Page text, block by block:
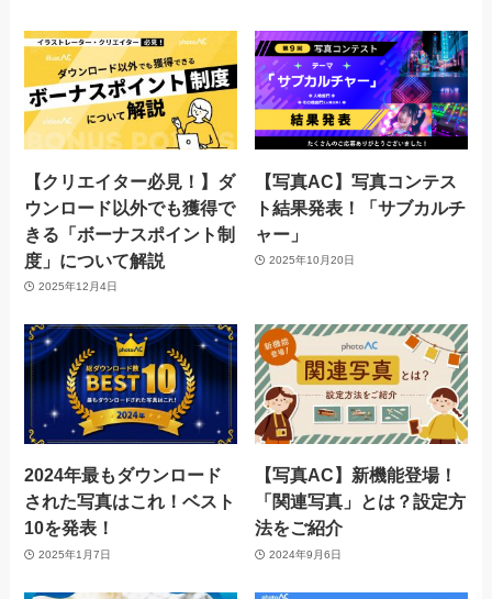
【クリエイター必見！】ダ
ウンロード以外でも獲得で
きる「ボーナスポイント制
度」について解説
2025年12月4日
【写真AC】写真コンテス
ト結果発表！「サブカルチ
ャー」
2025年10月20日
2024年最もダウンロード
された写真はこれ！ベスト
10を発表！
2025年1月7日
【写真AC】新機能登場！
「関連写真」とは？設定方
法をご紹介
2024年9月6日